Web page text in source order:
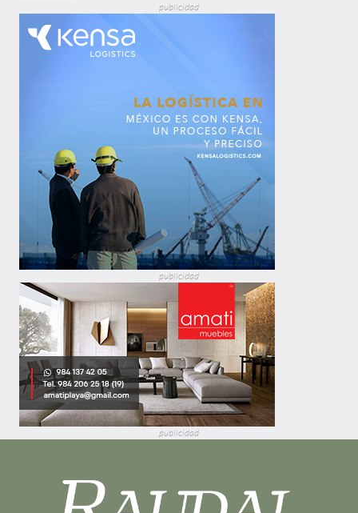
publicidad
publicidad
publicidad